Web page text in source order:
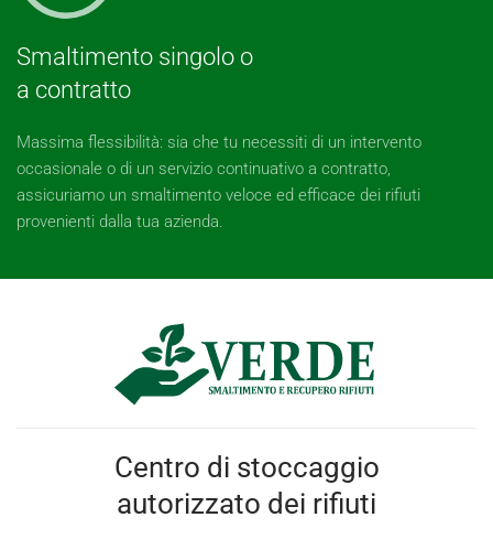
Smaltimento singolo o
a contratto
Massima flessibilità: sia che tu necessiti di un intervento
occasionale o di un servizio continuativo a contratto,
assicuriamo un smaltimento veloce ed efficace dei rifiuti
provenienti dalla tua azienda.
Centro di stoccaggio
autorizzato dei rifiuti